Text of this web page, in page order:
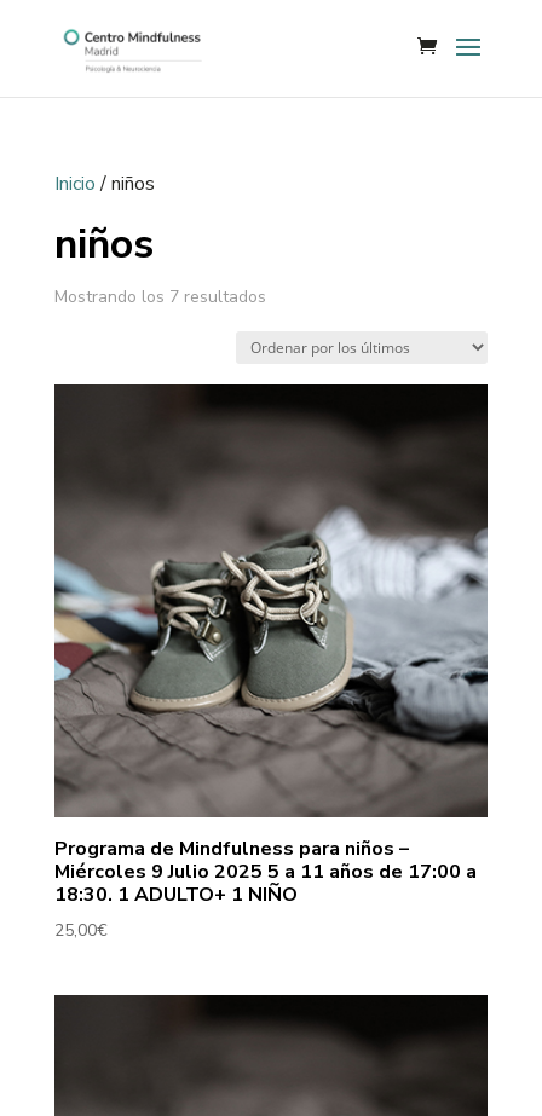
Inicio/ niños
niños
Mostrando los 7 resultados
Programa de Mindfulness para niños –
Miércoles 9 Julio 2025 5 a 11 años de 17:00 a
18:30. 1 ADULTO+ 1 NIÑO
25,00€